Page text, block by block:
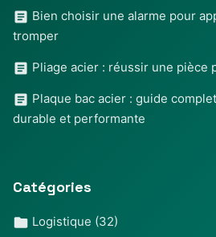
Bien choisir une alarme pour
tromper
Pliage acier : réussir une pièce
Plaque bac acier : guide
durable et performante
Catégories
Logistique (32)